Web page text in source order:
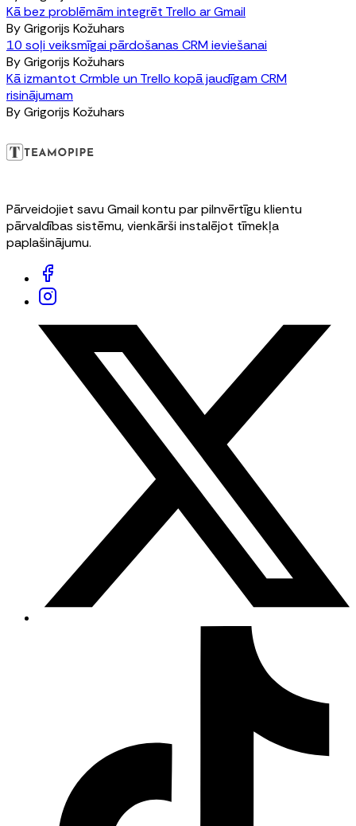
Kā bez problēmām integrēt Trello ar Gmail
ByGrigorijs Kožuhars
10 soļi veiksmīgai pārdošanas CRM ieviešanai
ByGrigorijs Kožuhars
Kā izmantot Crmble un Trello kopā jaudīgam CRM
risinājumam
ByGrigorijs Kožuhars
Pārveidojiet savu Gmail kontu par pilnvērtīgu klientu
pārvaldības sistēmu, vienkārši instalējot tīmekļa
paplašinājumu.